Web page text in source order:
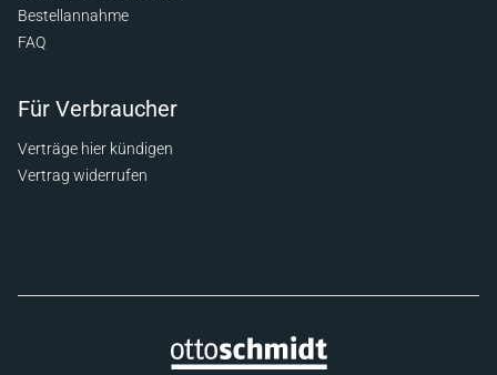
Bestellannahme
FAQ
Für Verbraucher
Verträge hier kündigen
Vertrag widerrufen